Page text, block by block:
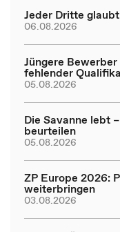
Jeder Dritte
06.08.2026
Jüngere
fehlender
05.08.2026
Die Savanne lebt
beurteilen
05.08.2026
ZP Europe 2026:
weiterbringen
03.08.2026